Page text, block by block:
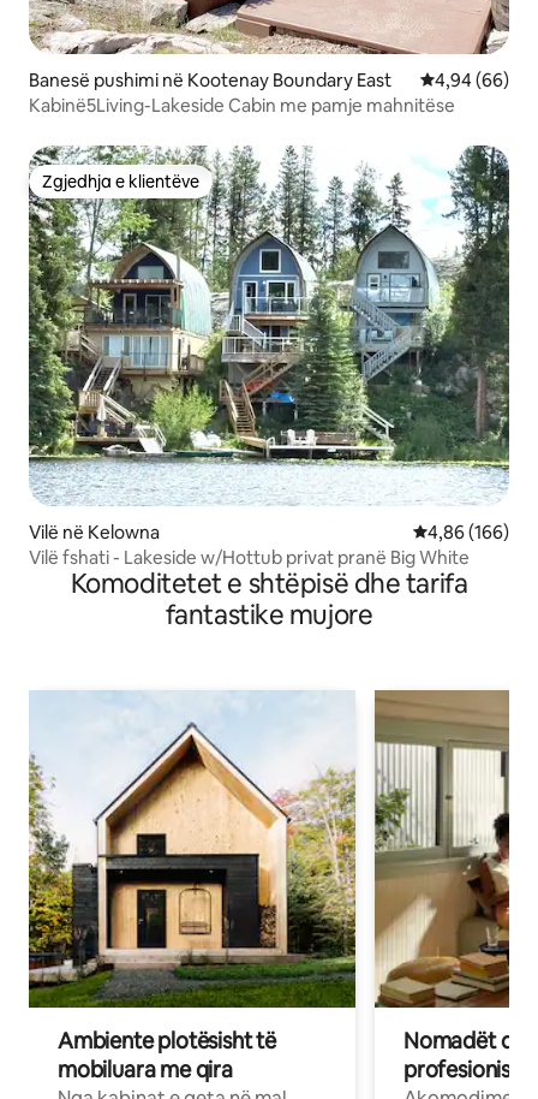
Banesë pushimi në Kootenay Boundary East Vlerësimi
4,94 (66)
Kabinë5Living-Lakeside Cabin me pamje mahnitëse
Zgjedhja e klientëve
Zgjedhja e klientëve
Vilë në Kelowna Vlerësimi
4,86 (166)
Vilë fshati - Lakeside w/Hottub privat pranë Big White
Komoditetet e shtëpisë dhe tarifa
fantastike mujore
Ambiente plotësisht të
mobiluara me qira
Nomadët